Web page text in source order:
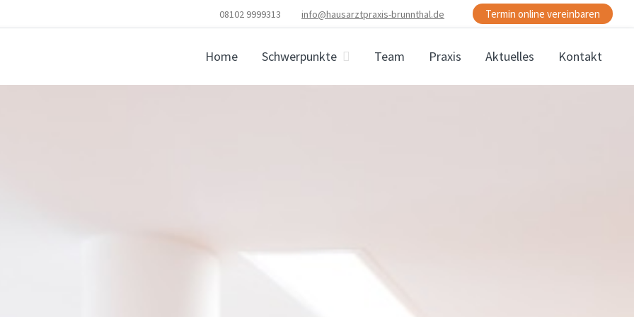
Termin online vereinbaren
08102 9999313 info@hausarztpraxis-brunnthal.de
Home Schwerpunkte Team Praxis Aktuelles Kontakt